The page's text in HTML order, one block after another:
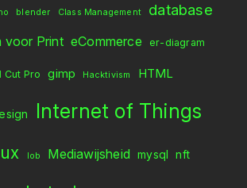
blender Class Management database
voor Print eCommerce er-diagram
Cut Pro gimp Hacktivism HTML
Internet of Things
lob Mediawijsheid mysql nft